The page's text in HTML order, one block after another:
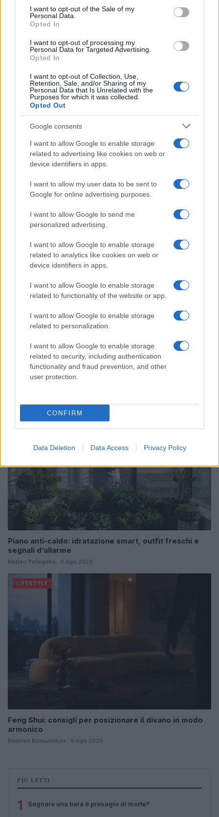
consent section.
I want to opt-out of the Sale of my
Personal Data.
Opted In
I want to opt-out of processing my
Personal Data for Targeted Advertising.
Opted In
I want to opt-out of Collection, Use,
Retention, Sale, and/or Sharing of my
Personal Data that Is Unrelated with the
Purposes for which it was collected.
Opted Out
Google consents
I want to allow Google to enable storage
related to advertising like cookies on web or
device identifiers in apps.
I want to allow my user data to be sent to
Google for online advertising purposes.
I want to allow Google to send me
personalized advertising.
I want to allow Google to enable storage
related to analytics like cookies on web or
device identifiers in apps.
I want to allow Google to enable storage
related to functionality of the website or app.
I want to allow Google to enable storage
related to personalization.
I want to allow Google to enable storage
related to security, including authentication
functionality and fraud prevention, and other
user protection.
CONFIRM
Data Deletion Data Access Privacy Policy
Continua a leggere
SALUTE
Ozono e caldo urbano: difendere pelle e vie
respiratorie
SALUTE
Piano anti-caldo: idratazione smart, outfit freschi e
segnali d’allarme
Matteo Pellegrino · 9 Ago 2026
LIFESTYLE
Feng Shui: consigli per posizionare il divano in modo
armonico
Beatrice Bonaventura · 9 Ago 2026
PIÙ LETTI
1 Sognare una bara è presagio di morte?